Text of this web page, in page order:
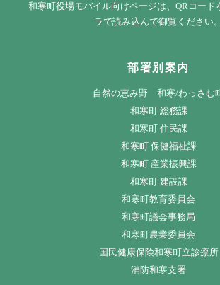
和寒町役場モバイル向けページは、QRコード
ラで読み込んで御覧ください。
部署別案内
自然の恵み野 和寒/わっさむ
和寒町 総務課
和寒町 住民課
和寒町 保健福祉課
和寒町 産業振興課
和寒町 建設課
和寒町教育委員会
和寒町議会事務局
和寒町農業委員会
国民健康保険和寒町立診療所
消防和寒支署